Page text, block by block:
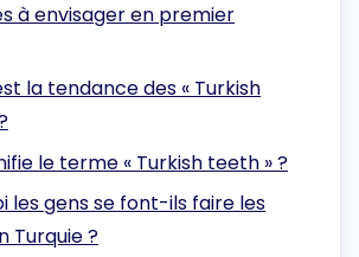
à envisager en premier
la tendance des « Turkish
le terme « Turkish teeth » ?
les gens se font-ils faire les
Turquie ?